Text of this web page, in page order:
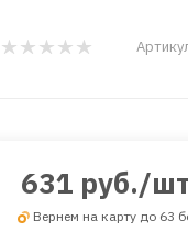
631 руб./
Вернем на карту до 63